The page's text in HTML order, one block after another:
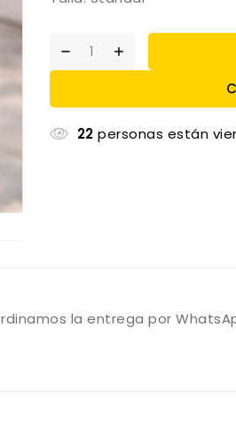
22 personas están
la entrega por